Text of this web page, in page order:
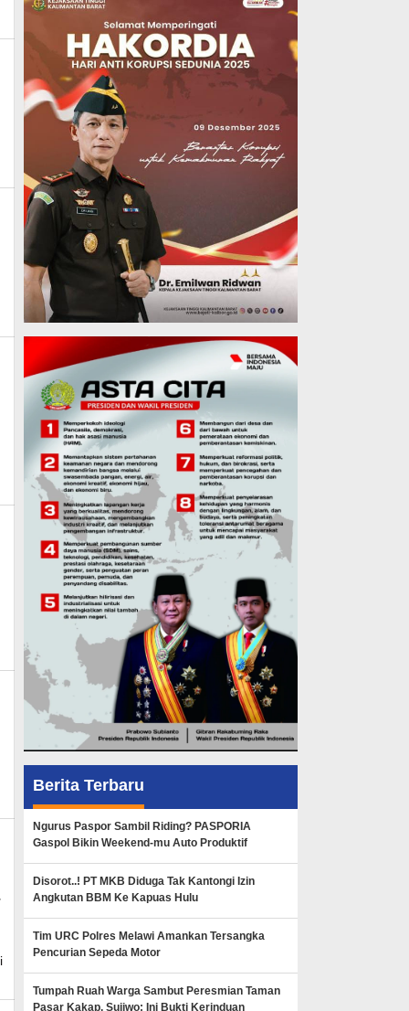
Berita Terbaru
Ngurus Paspor Sambil Riding? PASPORIA
Gaspol Bikin Weekend-mu Auto Produktif
Disorot..! PT MKB Diduga Tak Kantongi Izin
Angkutan BBM Ke Kapuas Hulu
Tim URC Polres Melawi Amankan Tersangka
Pencurian Sepeda Motor
Tumpah Ruah Warga Sambut Peresmian Taman
Pasar Kakap, Sujiwo: Ini Bukti Kerinduan